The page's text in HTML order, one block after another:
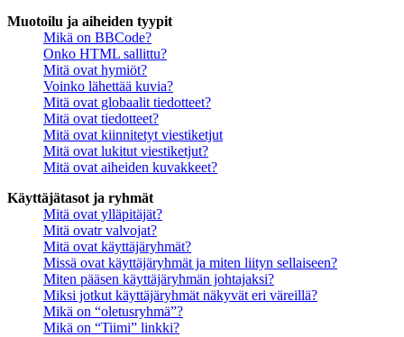
Muotoilu ja aiheiden tyypit
Mikä on BBCode?
Onko HTML sallittu?
Mitä ovat hymiöt?
Voinko lähettää kuvia?
Mitä ovat globaalit tiedotteet?
Mitä ovat tiedotteet?
Mitä ovat kiinnitetyt viestiketjut
Mitä ovat lukitut viestiketjut?
Mitä ovat aiheiden kuvakkeet?
Käyttäjätasot ja ryhmät
Mitä ovat ylläpitäjät?
Mitä ovatr valvojat?
Mitä ovat käyttäjäryhmät?
Missä ovat käyttäjäryhmät ja miten liityn sellaiseen?
Miten pääsen käyttäjäryhmän johtajaksi?
Miksi jotkut käyttäjäryhmät näkyvät eri väreillä?
Mikä on “oletusryhmä”?
Mikä on “Tiimi” linkki?